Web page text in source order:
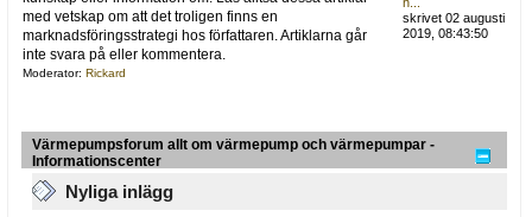
med vetskap om att det troligen finns en
marknadsföringsstrategi hos författaren. Artiklarna går
inte svara på eller kommentera.
Moderator: Rickard
skrivet 02 augusti
2019, 08:43:50
Värmepumpsforum allt om värmepump och värmepumpar -
Informationscenter
Nyliga inlägg